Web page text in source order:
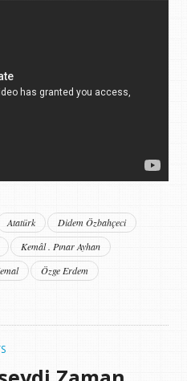
Atatürk
Didem Özbahçeci
Kemâl . Pınar Ayhan
Özge Erdem